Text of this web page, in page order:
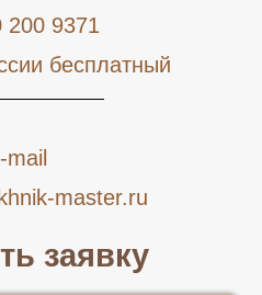
200 9371
бесплатный
mail
master.ru
заявку